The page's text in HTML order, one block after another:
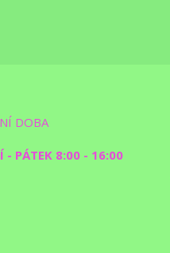
DOBA
- PÁTEK 8:00 - 16:00